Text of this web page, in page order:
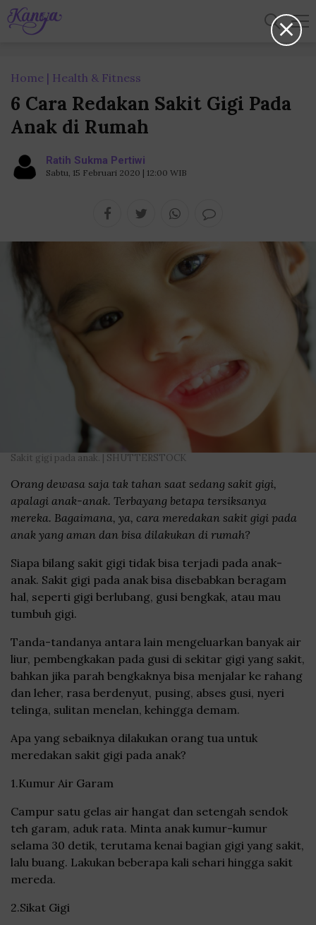
Home Health & Fitness
6 Cara Redakan Sakit Gigi Pada
Anak di Rumah
Ratih Sukma Pertiwi
Sabtu, 15 Februari 2020 | 12:00 WIB
Sakit gigi pada anak. | SHUTTERSTOCK
Orang dewasa saja tak tahan saat sedang sakit gigi,
apalagi anak-anak. Terbayang betapa tersiksanya
mereka. Bagaimana, ya, cara meredakan sakit gigi pada
anak yang aman dan bisa dilakukan di rumah?
Siapa bilang sakit gigi tidak bisa terjadi pada anak-
anak. Sakit gigi pada anak bisa disebabkan beragam
hal, seperti gigi berlubang, gusi bengkak, atau mau
tumbuh gigi.
Tanda-tandanya antara lain mengeluarkan banyak air
liur, pembengkakan pada gusi di sekitar gigi yang sakit,
bahkan jika parah bengkaknya bisa menjalar ke rahang
dan leher, rasa berdenyut, pusing, abses gusi, nyeri
telinga, sulitan menelan, kehingga demam.
Apa yang sebaiknya dilakukan orang tua untuk
meredakan sakit gigi pada anak?
1.Kumur Air Garam
Campur satu gelas air hangat dan setengah sendok
teh garam, aduk rata. Minta anak kumur-kumur
selama 30 detik, terutama kenai bagian gigi yang sakit,
lalu buang. Lakukan beberapa kali sehari hingga sakit
mereda.
2.Sikat Gigi